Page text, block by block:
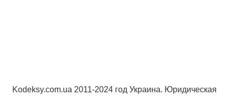
Kodeksy.com.ua 2011-2024 год Украина. Юридическая